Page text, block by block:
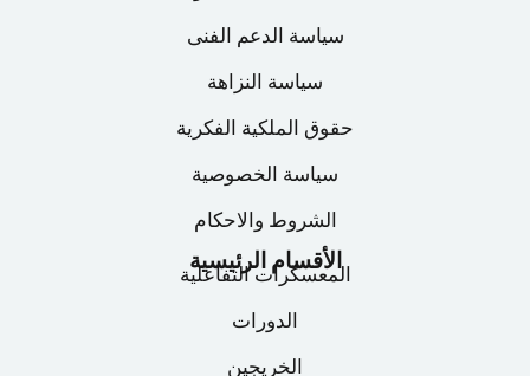
وصولاً إلى أول نموذج أولي (Wireframe).
تفاصيل المعسكر
الأقسام الرئيسية
المعسكرات التفاعلية
الدورات
الخريجين
سياسة الدعم الفنى
سياسة النزاهة
حقوق الملكية الفكرية
سياسة الخصوصية
الشروط والاحكام